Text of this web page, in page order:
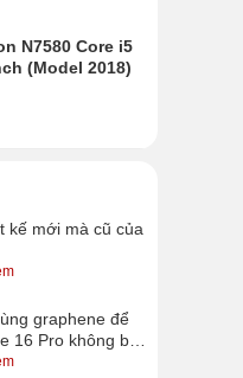
N7580 Core i5
(Model 2018)
kế mới mà cũ của
graphene để
16 Pro không bị